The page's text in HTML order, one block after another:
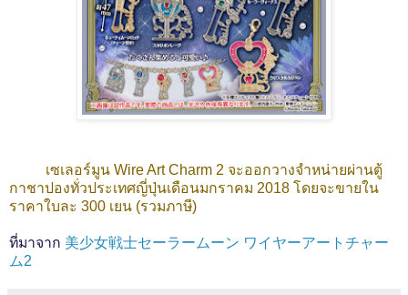
เซเลอร์มูน Wire Art Charm 2 จะออกวางจำหน่ายผ่านตู้
กาชาปองทั่วประเทศญี่ปุ่นเดือนมกราคม 2018 โดยจะขายใน
ราคาใบละ 300 เยน (รวมภาษี)
ที่มาจาก 美少女戦士セーラームーン ワイヤーアートチャー
ム2